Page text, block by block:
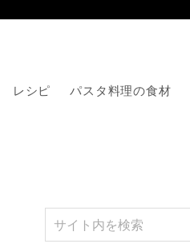
レシピ パスタ料理の食材